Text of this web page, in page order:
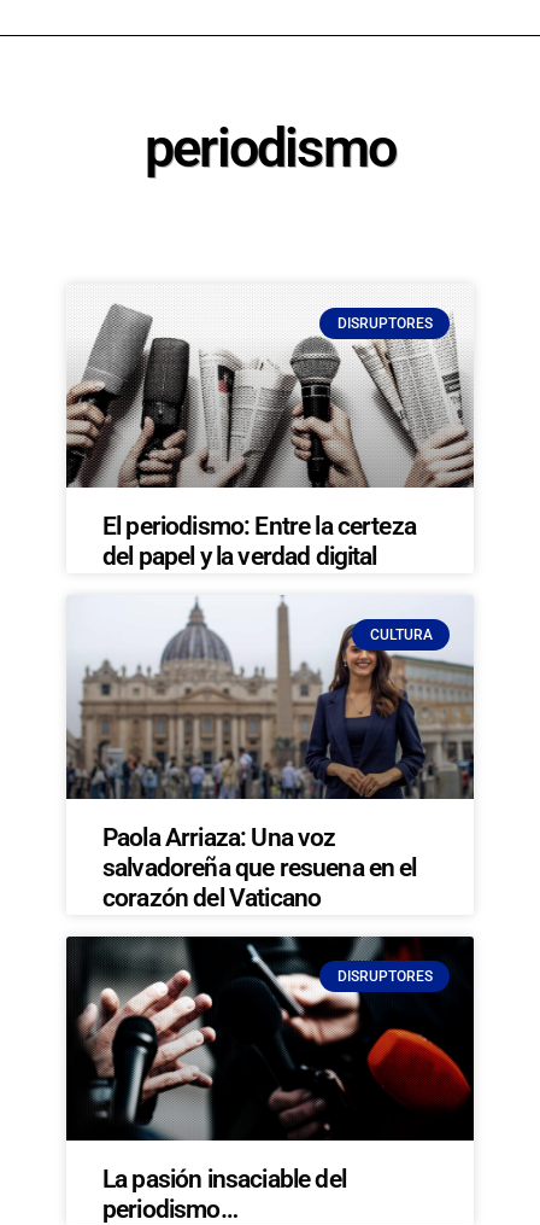
periodismo
DISRUPTORES
El periodismo: Entre la certeza
del papel y la verdad digital
CULTURA
Paola Arriaza: Una voz
salvadoreña que resuena en el
corazón del Vaticano
DISRUPTORES
La pasión insaciable del
periodismo…